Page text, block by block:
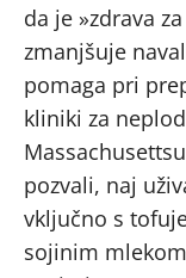
da je »zdrava
zmanjšuje
pomaga pri
kliniki za
pozvali, naj
vključno s
sojinim